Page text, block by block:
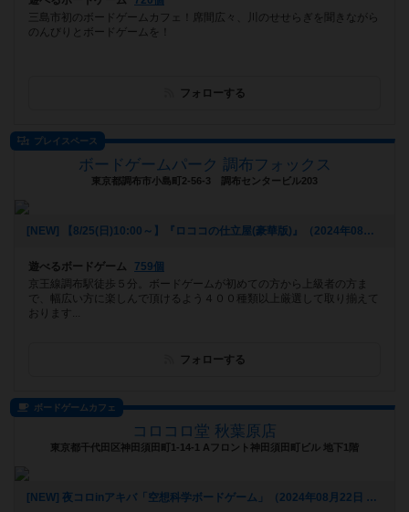
三島市初のボードゲームカフェ！席間広々、川のせせらぎを聞きながら
のんびりとボードゲームを！
フォローする
プレイスペース
ボードゲームパーク 調布フォックス
東京都調布市小島町2-56-3 調布センタービル203
[NEW] 【8/25(日)10:00～】『ロココの仕立屋(豪華版)』（2024年08月24日 17時44分）
遊べるボードゲーム
759個
京王線調布駅徒歩５分。ボードゲームが初めての方から上級者の方ま
で、幅広い方に楽しんで頂けるよう４００種類以上厳選して取り揃えて
おります...
フォローする
ボードゲームカフェ
コロコロ堂 秋葉原店
東京都千代田区神田須田町1-14-1 Aフロント神田須田町ビル 地下1階
[NEW] 夜コロinアキバ「空想科学ボードゲーム」（2024年08月22日 18時03分）